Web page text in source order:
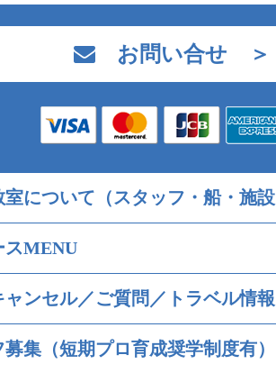
お問い合せ ＞
室について（スタッフ・船・施
スMENU
ャンセル／ご質問／トラベル情報
集（短期プロ育成奨学制度有）